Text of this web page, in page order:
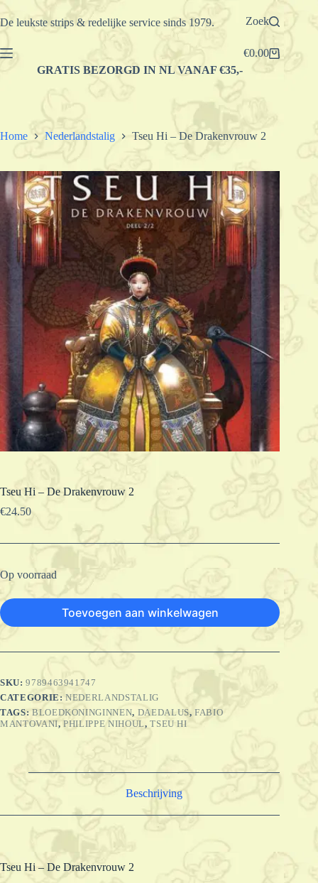
Ga
naar
De leukste strips & redelijke service sinds 1979. Zoek
Winkelwagen
€0.00
GRATIS BEZORGD IN NL VANAF €35,-
Home Nederlandstalig Tseu Hi – De Drakenvrouw 2
Tseu Hi – De Drakenvrouw 2
€24.50
Op voorraad
Toevoegen aan winkelwagen
SKU:9789463941747
CATEGORIE:NEDERLANDSTALIG
TAGS: BLOEDKONINGINNEN, DAEDALUS,FABIO
MANTOVANI,PHILIPPE NIHOUL,TSEU HI
Beschrijving
Tseu Hi – De Drakenvrouw 2